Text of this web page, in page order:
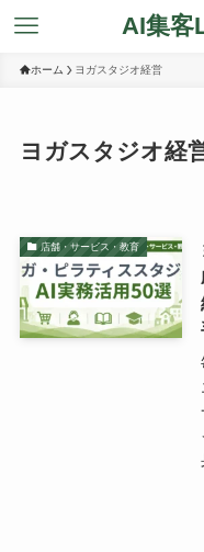
AI集客
ホーム ヨガスタジオ経営
ヨガスタジオ経
店舗・サービス・教育